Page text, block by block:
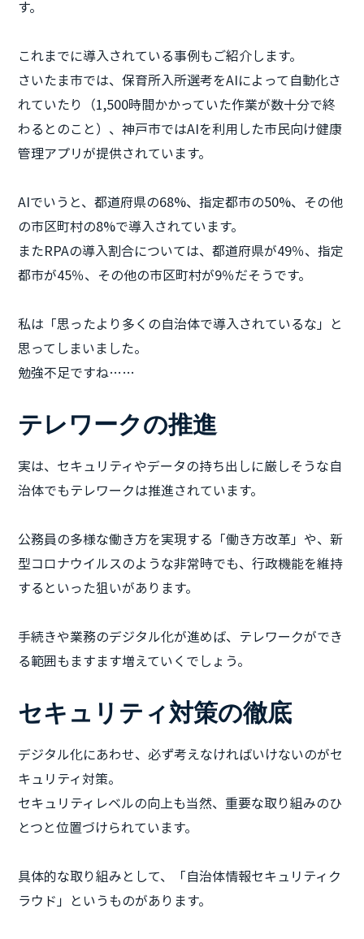
す。
これまでに導入されている事例もご紹介します。
さいたま市では、保育所入所選考をAIによって自動化さ
れていたり（1,500時間かかっていた作業が数十分で終
わるとのこと）、神戸市ではAIを利用した市民向け健康
管理アプリが提供されています。
AIでいうと、都道府県の68%、指定都市の50%、その他
の市区町村の8%で導入されています。
またRPAの導入割合については、都道府県が49％、指定
都市が45％、その他の市区町村が9％だそうです。
私は「思ったより多くの自治体で導入されているな」と
思ってしまいました。
勉強不足ですね……
テレワークの推進
実は、セキュリティやデータの持ち出しに厳しそうな自
治体でもテレワークは推進されています。
公務員の多様な働き方を実現する「働き方改革」や、新
型コロナウイルスのような非常時でも、行政機能を維持
するといった狙いがあります。
手続きや業務のデジタル化が進めば、テレワークができ
る範囲もますます増えていくでしょう。
セキュリティ対策の徹底
デジタル化にあわせ、必ず考えなければいけないのがセ
キュリティ対策。
セキュリティレベルの向上も当然、重要な取り組みのひ
とつと位置づけられています。
具体的な取り組みとして、「自治体情報セキュリティク
ラウド」というものがあります。